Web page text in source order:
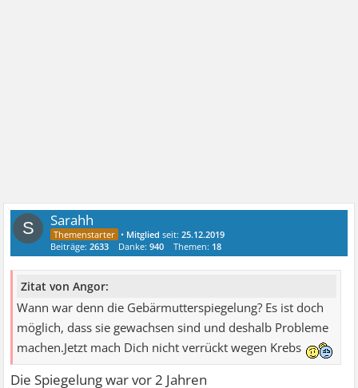
S Sarahh
• Mitglied seit:25.12.2019
Beiträge:2633 Danke:940 Themen: 18
Zitat von Angor:
Wann war denn die Gebärmutterspiegelung? Es ist doch
möglich, dass sie gewachsen sind und deshalb Probleme
machen.Jetzt mach Dich nicht verrückt wegen Krebs
Die Spiegelung war vor 2 Jahren